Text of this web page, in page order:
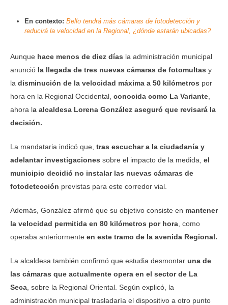
En contexto: Bello tendrá más cámaras de fotodetección y
reducirá la velocidad en la Regional, ¿dónde estarán ubicadas?
Aunque hace menos de diez días la administración municipal
anunció la llegada de tres nuevas cámaras de fotomultas y
la disminución de la velocidad máxima a 50 kilómetros por
hora en la Regional Occidental, conocida como La Variante
ahora la alcaldesa Lorena González aseguró que revisará la
decisión.
La mandataria indicó que, tras escuchar a la ciudadanía y
adelantar investigaciones sobre el impacto de la medida, el
municipio decidió no instalar las nuevas cámaras de
fotodetección previstas para este corredor vial.
Además, González afirmó que su objetivo consiste en mantener
la velocidad permitida en 80 kilómetros por hora , como
operaba anteriormente en este tramo de la avenida Regional.
La alcaldesa también confirmó que estudia desmontar una de
las cámaras que actualmente opera en el sector de La
Seca , sobre la Regional Oriental. Según explicó, la
administración municipal trasladaría el dispositivo a otro punto